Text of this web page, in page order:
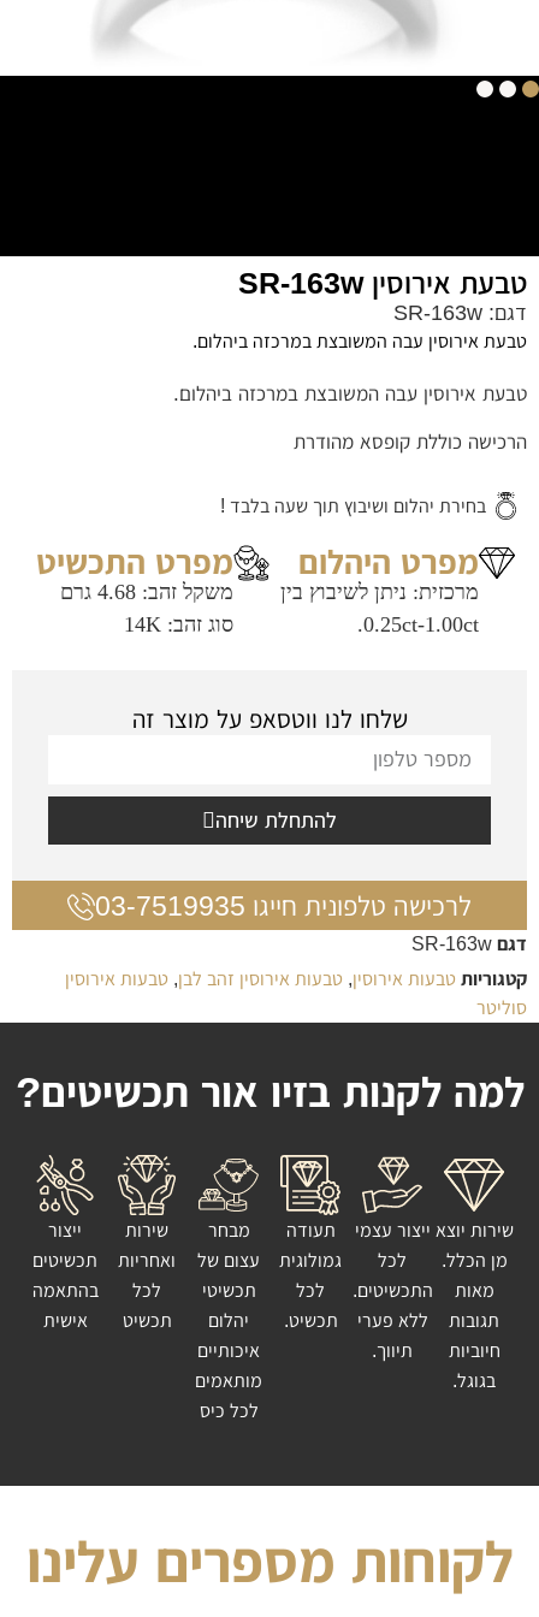
טבעת אירוסין SR-163w
דגם: SR-163w
טבעת אירוסין עבה המשובצת במרכזה ביהלום.
טבעת אירוסין עבה המשובצת במרכזה ביהלום.
הרכישה כוללת קופסא מהודרת
בחירת יהלום ושיבוץ תוך שעה בלבד !
מפרט היהלום
מרכזית: ניתן לשיבוץ בין
0.25ct-1.00ct.
מפרט התכשיט
משקל זהב: 4.68 גרם
סוג זהב: 14K
שלחו לנו ווטסאפ על מוצר זה
להתחלת שיחה
לרכישה טלפונית חייגו 03-7519935
דגם SR-163w
קטגוריות טבעות אירוסין, טבעות אירוסין זהב לבן, טבעות אירוסין
סוליטר
למה לקנות בזיו אור תכשיטים?
שירות יוצא
מן הכלל.
מאות
תגובות
חיוביות
בגוגל.
ייצור עצמי
לכל
התכשיטים.
ללא פערי
תיווך.
תעודה
גמולוגית
לכל
תכשיט.
מבחר
עצום של
תכשיטי
יהלום
איכותיים
מותאמים
לכל כיס
שירות
ואחריות
לכל
תכשיט
ייצור
תכשיטים
בהתאמה
אישית
לקוחות מספרים עלינו